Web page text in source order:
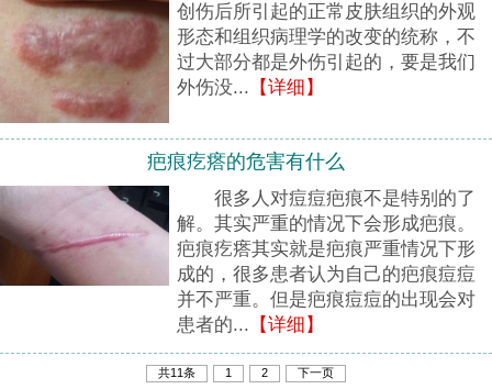
创伤后所引起的正常皮肤组织的外观
形态和组织病理学的改变的统称，不
过大部分都是外伤引起的，要是我们
外伤没... 【详细】
疤痕疙瘩的危害有什么
很多人对痘痘疤痕不是特别的了
解。其实严重的情况下会形成疤痕。
疤痕疙瘩其实就是疤痕严重情况下形
成的，很多患者认为自己的疤痕痘痘
并不严重。但是疤痕痘痘的出现会对
患者的... 【详细】
共11条 1 2 下一页